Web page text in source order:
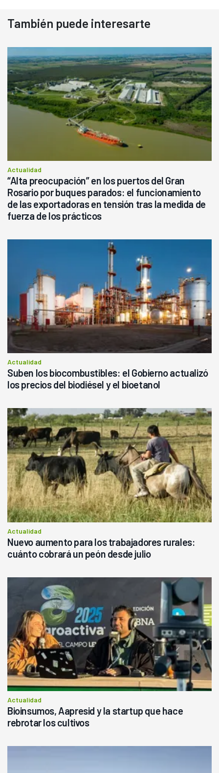
También puede interesarte
Actualidad
“Alta preocupación” en los puertos del Gran
Rosario por buques parados: el funcionamiento
de las exportadoras en tensión tras la medida de
fuerza de los prácticos
Actualidad
Suben los biocombustibles: el Gobierno actualizó
los precios del biodiésel y el bioetanol
Actualidad
Nuevo aumento para los trabajadores rurales:
cuánto cobrará un peón desde julio
Actualidad
Bioinsumos, Aapresid y la startup que hace
rebrotar los cultivos